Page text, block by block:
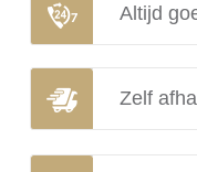
Altijd
Zelf